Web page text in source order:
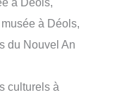
à Déols,
du Nouvel An
culturels à